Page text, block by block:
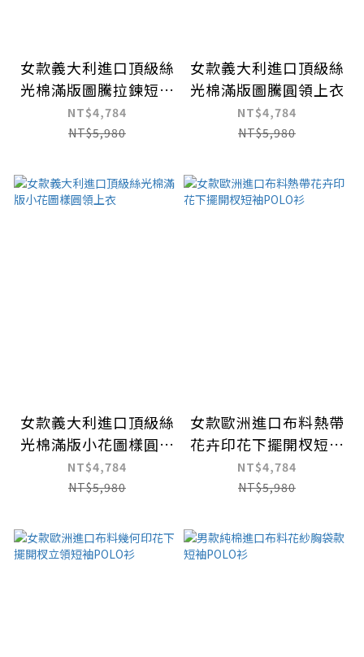
女款義大利進口頂級絲
光棉滿版圖騰拉鍊短袖
POLO衫
NT$4,784
NT$5,980
女款義大利進口頂級絲
光棉滿版圖騰圓領上衣
NT$4,784
NT$5,980
女款義大利進口頂級絲
光棉滿版小花圖樣圓領
上衣
NT$4,784
NT$5,980
女款歐洲進口布料熱帶
花卉印花下擺開杈短袖
POLO衫
NT$4,784
NT$5,980